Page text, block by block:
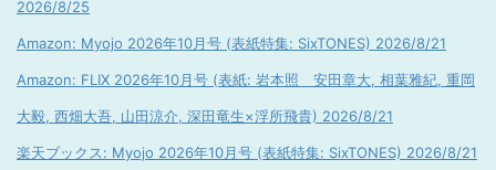
2026/8/25
Amazon: Myojo 2026年10月号 (表紙特集: SixTONES) 2026/8/21
Amazon: FLIX 2026年10月号 (表紙: 岩本照 安田章大, 相葉雅紀, 重岡
大毅, 西畑大吾, 山田涼介, 深田竜生×浮所飛貴) 2026/8/21
楽天ブックス: Myojo 2026年10月号 (表紙特集: SixTONES) 2026/8/21